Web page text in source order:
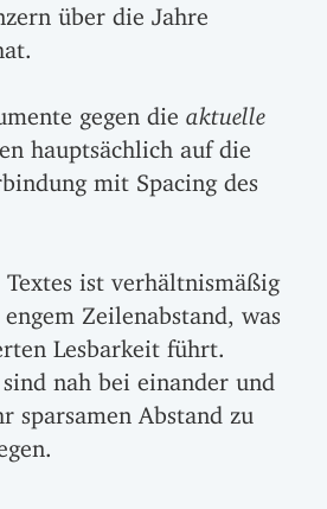
über die Jahre
gegen die aktuelle
hauptsächlich auf die
mit Spacing des
ist verhältnismäßig
Zeilenabstand, was
Lesbarkeit führt.
nah bei einander und
sparsamen Abstand zu